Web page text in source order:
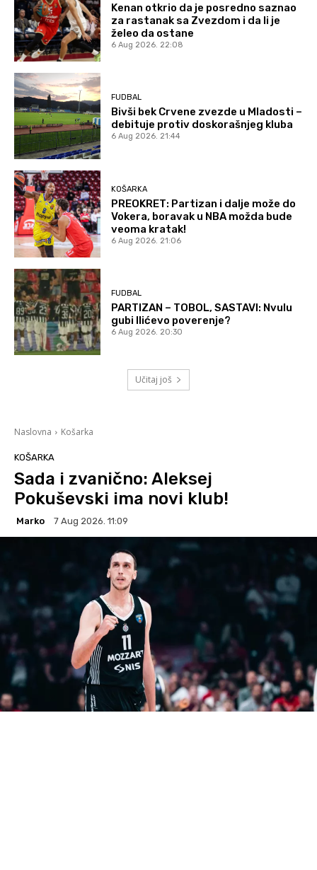
Kenan otkrio da je posredno saznao
za rastanak sa Zvezdom i da li je
želeo da ostane
6 Aug 2026. 22:08
FUDBAL
Bivši bek Crvene zvezde u Mladosti –
debituje protiv doskorašnjeg kluba
6 Aug 2026. 21:44
KOŠARKA
PREOKRET: Partizan i dalje može do
Vokera, boravak u NBA možda bude
veoma kratak!
6 Aug 2026. 21:06
FUDBAL
PARTIZAN – TOBOL, SASTAVI: Nvulu
gubi Ilićevo poverenje?
6 Aug 2026. 20:30
Učitaj još